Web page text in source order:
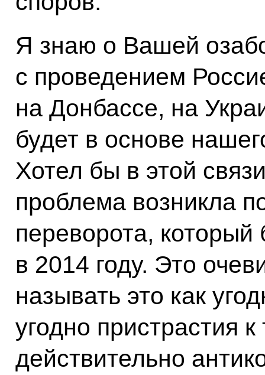
Я знаю о Вашей
с проведением
на Донбассе, на
будет в основе
Хотел бы в этой
проблема возникла
переворота,
в 2014 году. Это
называть это как
угодно пристрастия
действительно